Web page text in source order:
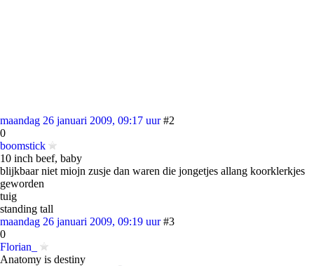
maandag 26 januari 2009, 09:17 uur #2
0
boomstick
10 inch beef, baby
blijkbaar niet miojn zusje dan waren die jongetjes allang koorklerkjes
geworden
tuig
standing tall
maandag 26 januari 2009, 09:19 uur #3
0
Florian_
Anatomy is destiny